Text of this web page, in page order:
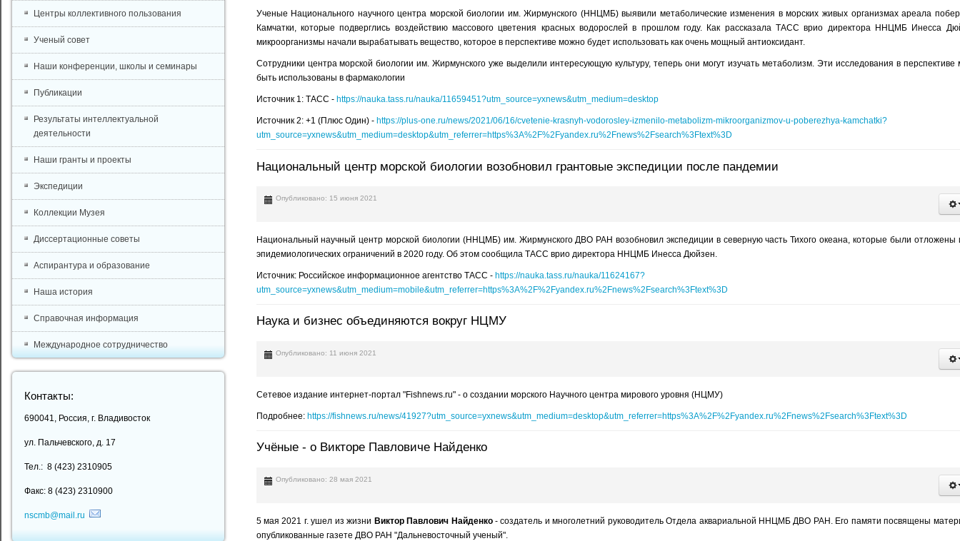
Ученые Национального научного центра морской биологии им. Жирмунского (ННЦМБ) выявили метаболические изменения в морских живых организмах ареала
Камчатки, которые подверглись воздействию массового цветения красных водорослей в прошлом году. Как рассказала ТАСС врио директора ННЦМБ Инесса
микроорганизмы начали вырабатывать вещество, которое в перспективе можно будет использовать как очень мощный антиоксидант.
Сотрудники центра морской биологии им. Жирмунского уже выделили интересующую культуру, теперь они могут изучать метаболизм. Эти исследования в перспективе
быть использованы в фармакологии
Источник 1: ТАСС - https://nauka.tass.ru/nauka/11659451?utm_source=yxnews&utm_medium=desktop
Источник 2: +1 (Плюс Один) - https://plus-one.ru/news/2021/06/16/cvetenie-krasnyh-vodorosley-izmenilo-metabolizm-mikroorganizmov-u-poberezhya-kamchatki?
utm_source=yxnews&utm_medium=desktop&utm_referrer=https%3A%2F%2Fyandex.ru%2Fnews%2Fsearch%3Ftext%3D
Национальный центр морской биологии возобновил грантовые экспедиции после пандемии
Опубликовано: 15 июня 2021
Национальный научный центр морской биологии (ННЦМБ) им. Жирмунского ДВО РАН возобновил экспедиции в северную часть Тихого океана, которые были отложены
эпидемиологических ограничений в 2020 году. Об этом сообщила ТАСС врио директора ННЦМБ Инесса Дюйзен.
Источник: Российское информационное агентство ТАСС - https://nauka.tass.ru/nauka/11624167?
utm_source=yxnews&utm_medium=mobile&utm_referrer=https%3A%2F%2Fyandex.ru%2Fnews%2Fsearch%3Ftext%3D
Наука и бизнес объединяются вокруг НЦМУ
Опубликовано: 11 июня 2021
Сетевое издание интернет-портал "Fishnews.ru" - о создании морского Научного центра мирового уровня (НЦМУ)
Подробнее: https://fishnews.ru/news/41927?utm_source=yxnews&utm_medium=desktop&utm_referrer=https%3A%2F%2Fyandex.ru%2Fnews%2Fsearch%3Ftext%3D
Учёные - о Викторе Павловиче Найденко
Опубликовано: 28 мая 2021
5 мая 2021 г. ушел из жизни Виктор Павлович Найденко- создатель и многолетний руководитель Отдела аквариальной ННЦМБ ДВО РАН. Его памяти посвящены
опубликованные газете ДВО РАН "Дальневосточный ученый".
Центры коллективного пользования
Ученый совет
Наши конференции, школы и семинары
Публикации
Результаты интеллектуальной
деятельности
Наши гранты и проекты
Экспедиции
Коллекции Музея
Диссертационные советы
Аспирантура и образование
Наша история
Справочная информация
Международное сотрудничество
Контакты:
690041, Россия, г. Владивосток
ул. Пальчевского, д. 17
Тел.: 8 (423) 2310905
Факс: 8 (423) 2310900
nscmb@mail.ru